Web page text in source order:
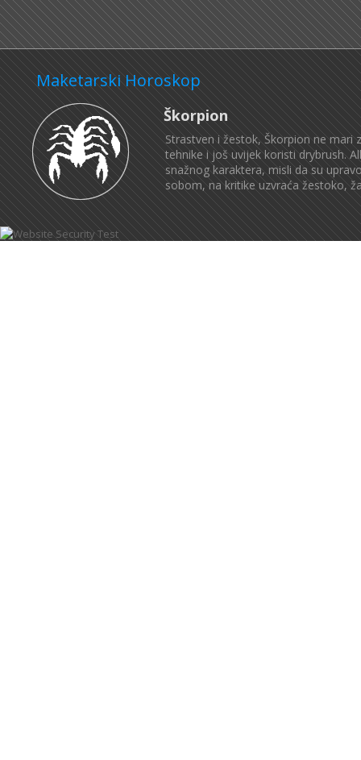
Maketarski Horoskop
Škorpion
Strastven i žestok, Škorpion ne mari
tehnike i još uvijek koristi drybrush.
snažnog karaktera, misli da su
sobom, na kritike uzvraća žestoko,